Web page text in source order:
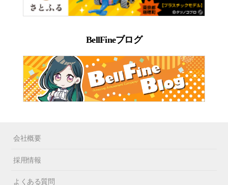
BellFineブログ
会社概要
採用情報
よくある質問